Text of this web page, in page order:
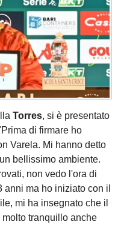
Torres, si è presentato
di firmare ho
Varela. Mi hanno detto
bellissimo ambiente.
non vedo l'ora di
ma ho iniziato con il
mi ha insegnato che il
tranquillo anche